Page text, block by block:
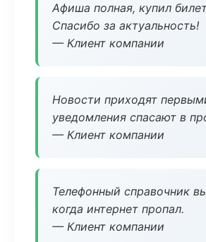
Афиша полная, купил
Спасибо за актуальность!
— Клиент компании
Новости приходят
уведомления спасают в
— Клиент компании
Телефонный справочник
когда интернет пропал.
— Клиент компании